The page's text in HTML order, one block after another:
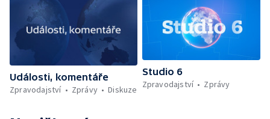
Události, komentáře
Zpravodajství
Zprávy Diskuze
Studio 6
Zpravodajství
Zprávy